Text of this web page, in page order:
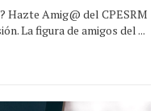
Hazte Amig@ del CPESRM
La figura de amigos del ...